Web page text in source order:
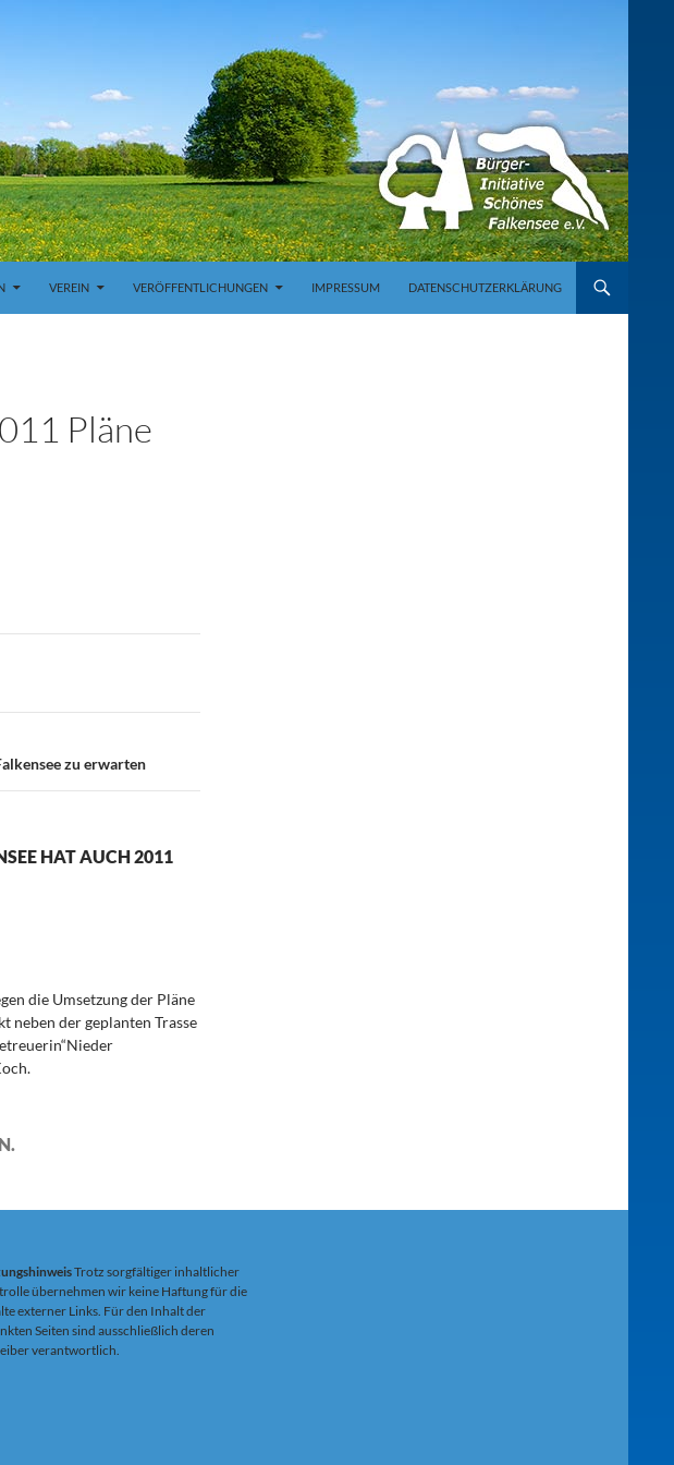
VEREIN VERÖFFENTLICHUNGEN IMPRESSUM DATENSCHUTZERKLÄRUNG
Pläne
zu erwarten
HAT AUCH 2011
die Umsetzung der Pläne
neben der geplanten Trasse
Trotz sorgfältiger inhaltlicher
übernehmen wir keine Haftung für die
externer Links. Für den Inhalt der
Seiten sind ausschließlich deren
verantwortlich.